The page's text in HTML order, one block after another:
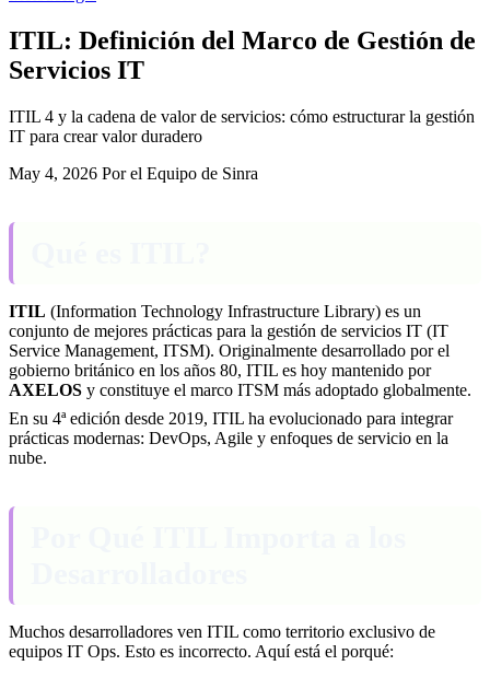
ITIL: Definición del Marco de Gestión de
Servicios IT
ITIL 4 y la cadena de valor de servicios: cómo estructurar la gestión
IT para crear valor duradero
May 4, 2026 Por el Equipo de Sinra
ITIL (Information Technology Infrastructure Library) es un
conjunto de mejores prácticas para la gestión de servicios IT (IT
Service Management, ITSM). Originalmente desarrollado por el
gobierno británico en los años 80, ITIL es hoy mantenido por
AXELOS y constituye el marco ITSM más adoptado globalmente.
En su 4ª edición desde 2019, ITIL ha evolucionado para integrar
prácticas modernas: DevOps, Agile y enfoques de servicio en la
nube.
Muchos desarrolladores ven ITIL como territorio exclusivo de
equipos IT Ops. Esto es incorrecto. Aquí está el porqué: